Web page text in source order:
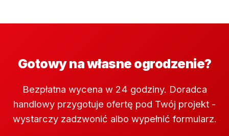
Gotowy na własne ogrodzenie?
Bezpłatna wycena w 24 godziny. Doradca
handlowy przygotuje ofertę pod Twój projekt -
wystarczy zadzwonić albo wypełnić formularz.